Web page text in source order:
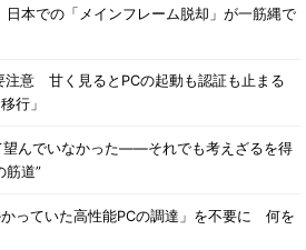
日本での「メインフレーム脱却」が一筋縄で
意 甘く見るとPCの起動も認証も止まる
行」
望んでいなかった――それでも考えざるを得
筋道”
かっていた高性能PCの調達」を不要に 何を